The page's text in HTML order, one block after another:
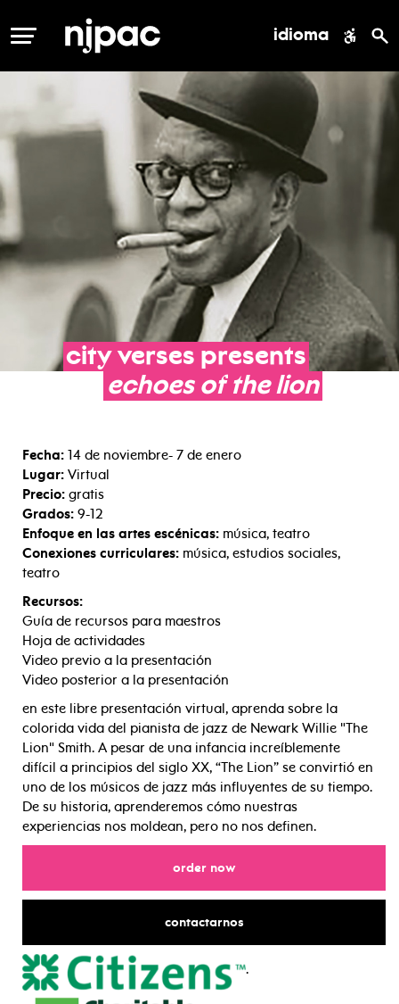
MENÚ idioma
city verses presents
echoes of the lion
Fecha: 14 de noviembre- 7 de enero
Lugar: Virtual
Precio: gratis
Grados: 9-12
Enfoque en las artes escénicas: música, teatro
Conexiones curriculares: música, estudios sociales,
teatro
Recursos:
Guía de recursos para maestros
Hoja de actividades
Video previo a la presentación
Video posterior a la presentación
en este libre presentación virtual, aprenda sobre la
colorida vida del pianista de jazz de Newark Willie "The
Lion" Smith. A pesar de una infancia increíblemente
difícil a principios del siglo XX, “The Lion” se convirtió en
uno de los músicos de jazz más influyentes de su tiempo.
De su historia, aprenderemos cómo nuestras
experiencias nos moldean, pero no nos definen.
order nowfor
contactarnospara
.